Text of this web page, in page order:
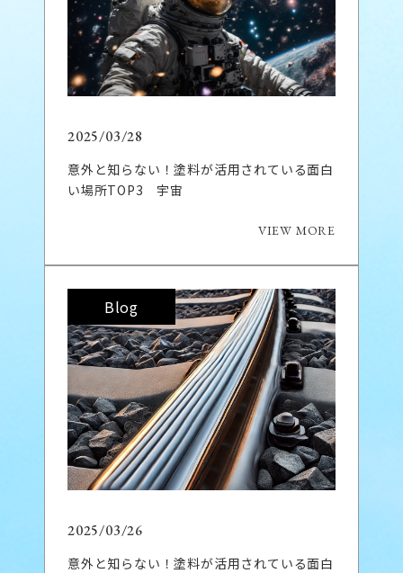
2025/03/28
意外と知らない！塗料が活用されている面白
い場所TOP3 宇宙
VIEW MORE
Blog
2025/03/26
意外と知らない！塗料が活用されている面白